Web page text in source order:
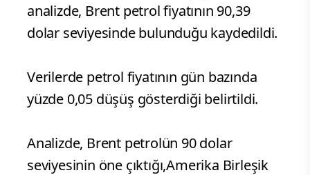
analizde, Brent petrol fiyatının 90,39
dolar seviyesinde bulunduğu kaydedildi.
Verilerde petrol fiyatının gün bazında
yüzde 0,05 düşüş gösterdiği belirtildi.
Analizde, Brent petrolün 90 dolar
seviyesinin öne çıktığı,Amerika Birleşik